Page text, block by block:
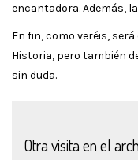
encantadora. Además,
En fin, como veréis,
Historia, pero también
sin duda.
Otra visita en el